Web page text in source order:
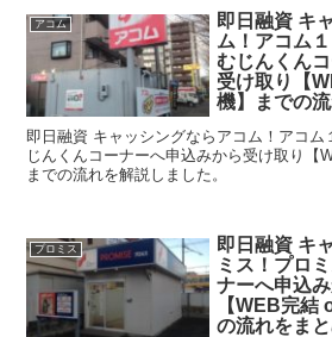
アコム
即日融資 キ
ム！アコム
むじんくん
受け取り【
機】までの
即日融資 キャッシングならアコム！アコム
じんくんコーナーへ申込みから受け取り【
までの流れを解説しました。
プロミス
即日融資 キ
ミス！プロ
ナーへ申込
【WEB完結
の流れをま